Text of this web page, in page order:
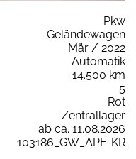
Pkw
Geländewagen
Mär / 2022
Automatik
14.500 km
5
Rot
Zentrallager
ab ca. 11.08.2026
103186_GW_APF-KR